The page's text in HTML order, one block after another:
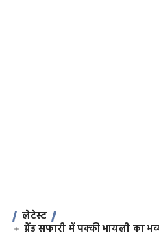
लेटेस्ट
ग्रैंड सफारी में पक्की भायली का